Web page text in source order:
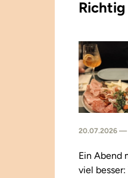
20.07.2026 —
Ein Abend
viel